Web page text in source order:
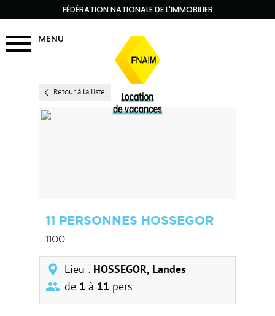
FÉDÉRATION NATIONALE DE L'IMMOBILIER
MENU
Retour à la liste
11 PERSONNES HOSSEGOR
1100
Lieu : HOSSEGOR, Landes
de 1 à 11 pers.